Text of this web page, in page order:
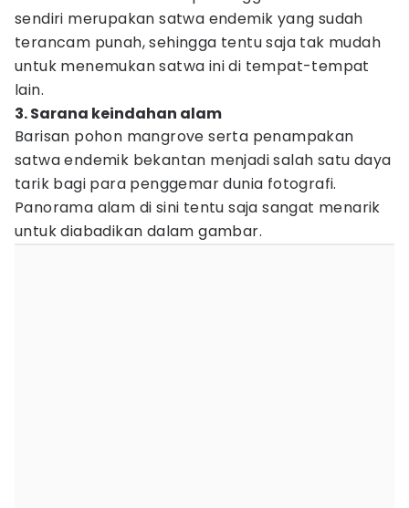
sendiri merupakan satwa endemik yang sudah
terancam punah, sehingga tentu saja tak mudah
untuk menemukan satwa ini di tempat-tempat
lain.
3. Sarana keindahan alam
Barisan pohon mangrove serta penampakan
satwa endemik bekantan menjadi salah satu daya
tarik bagi para penggemar dunia fotografi.
Panorama alam di sini tentu saja sangat menarik
untuk diabadikan dalam gambar.